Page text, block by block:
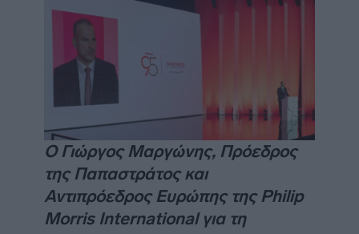
Ο Γιώργος Μαργώνης, Πρόεδρος
της Παπαστράτος και
Αντιπρόεδρος Ευρώπης της Philip
Morris International για τη